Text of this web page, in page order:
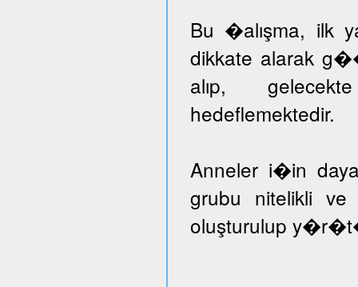
Bu �alışma, ilk
dikkate alarak
alıp,
hedeflemektedir.
Anneler i�in
grubu nitelikli
oluşturulup